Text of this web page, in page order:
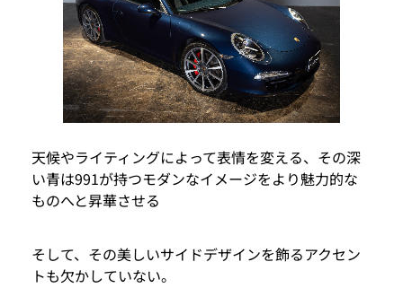
天候やライティングによって表情を変える、その深
い青は991が持つモダンなイメージをより魅力的な
ものへと昇華させる
そして、その美しいサイドデザインを飾るアクセン
トも欠かしていない。